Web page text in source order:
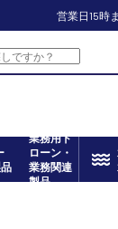
営業日15時
業務用ド
ローン・
業務関連
製品